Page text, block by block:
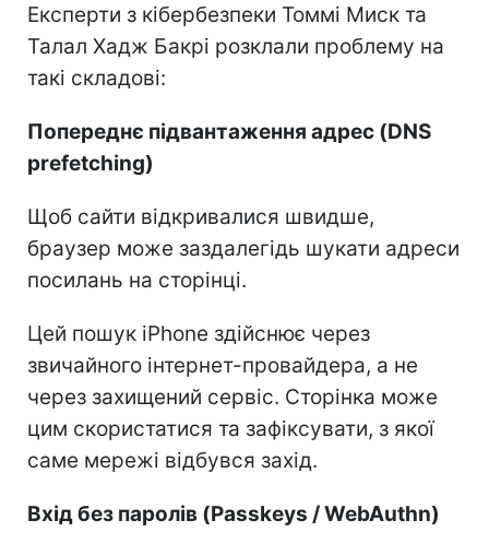
Експерти з кібербезпеки Томмі Миск та
Талал Хадж Бакрі розклали проблему на
такі складові:
Попереднє підвантаження адрес (DNS
prefetching)
Щоб сайти відкривалися швидше,
браузер може заздалегідь шукати адреси
посилань на сторінці.
Цей пошук iPhone здійснює через
звичайного інтернет-провайдера, а не
через захищений сервіс. Сторінка може
цим скористатися та зафіксувати, з якої
саме мережі відбувся захід.
Вхід без паролів (Passkeys / WebAuthn)